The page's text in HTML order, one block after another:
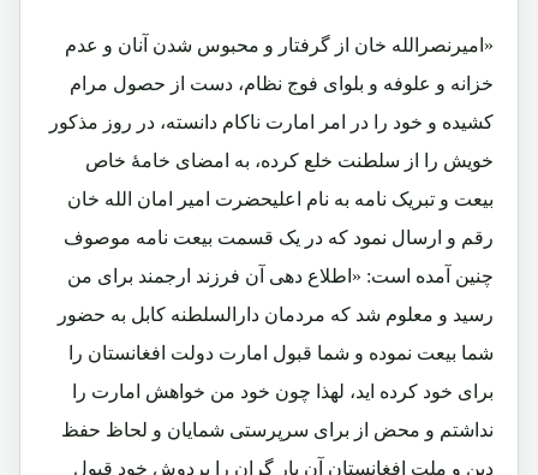
«امیرنصرالله خان از گرفتار و محبوس شدن آنان و عدم
خزانه و علوفه و بلوای فوج نظام، دست از حصول مرام
کشیده و خود را در امر امارت ناکام دانسته، در روز مذکور
خویش را از سلطنت خلع کرده، به امضای خامۀ خاص
بیعت و تبریک نامه به نام اعلیحضرت امیر امان الله خان
رقم و ارسال نمود که در یک قسمت بیعت نامه موصوف
چنین آمده است: «اطلاع دهی آن فرزند ارجمند برای من
رسید و معلوم شد که مردمان دارالسلطنه کابل به حضور
شما بیعت نموده و شما قبول امارت دولت افغانستان را
برای خود کرده اید، لهذا چون خود من خواهش امارت را
نداشتم و محض از برای سرپرستی شمایان و لحاظ حفظ
دین و ملت افغانستان آن بار گران را بردوش خود قبول